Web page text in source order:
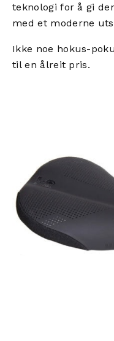
teknologi for å gi
med et moderne
Ikke noe hokus-
til en ålreit pris.